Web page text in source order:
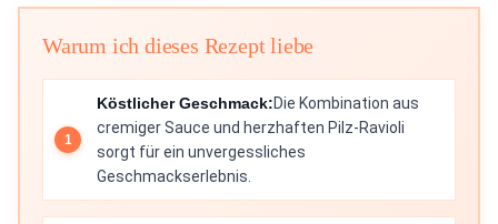
Warum ich dieses Rezept liebe
Köstlicher Geschmack:Die Kombination aus
cremiger Sauce und herzhaften Pilz-Ravioli
sorgt für ein unvergessliches
Geschmackserlebnis.